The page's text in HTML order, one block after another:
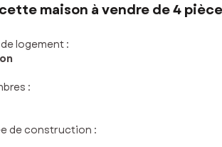
maison à vendre de 4
logement :
:
de construction :